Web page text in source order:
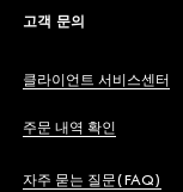
고객 문의
클라이언트 서비스센터
주문 내역 확인
자주 묻는 질문(FAQ)